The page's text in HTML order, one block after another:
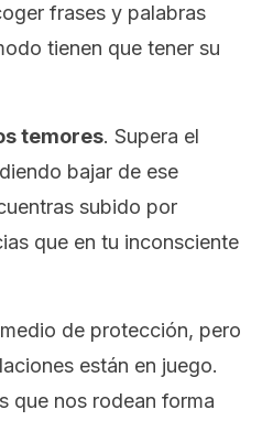
frases y palabras
tienen que tener su
temores. Supera el
bajar de ese
subido por
que en tu inconsciente
de protección, pero
están en juego.
que nos rodean forma